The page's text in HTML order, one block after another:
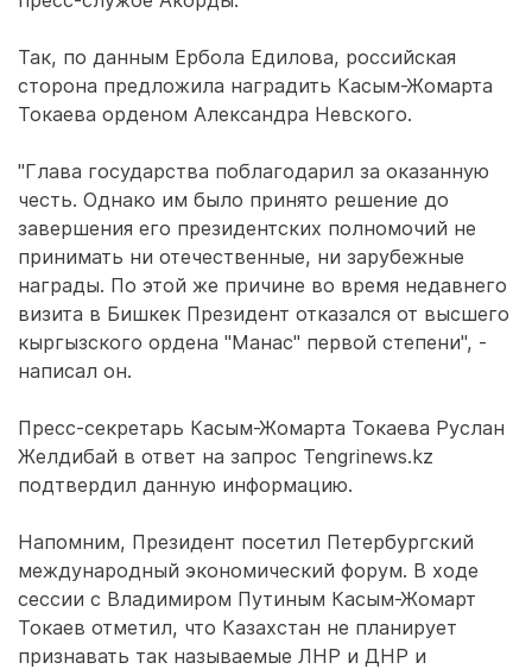
Так, по данным Ербола Едилова, российская
сторона предложила наградить Касым-Жомарта
Токаева орденом Александра Невского.
"Глава государства поблагодарил за оказанную
честь. Однако им было принято решение до
завершения его президентских полномочий не
принимать ни отечественные, ни зарубежные
награды. По этой же причине во время недавнего
визита в Бишкек Президент отказался от высшего
кыргызского ордена "Манас" первой степени", -
написал он.
Пресс-секретарь Касым-Жомарта Токаева Руслан
Желдибай в ответ на запрос Tengrinews.kz
подтвердил данную информацию.
Напомним, Президент посетил Петербургский
международный экономический форум. В ходе
сессии с Владимиром Путиным Касым-Жомарт
Токаев отметил, что Казахстан не планирует
признавать так называемые ЛНР и ДНР и